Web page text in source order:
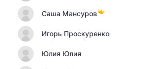
Саша Мансуров
Игорь Проскуренко
Юлия Юлия